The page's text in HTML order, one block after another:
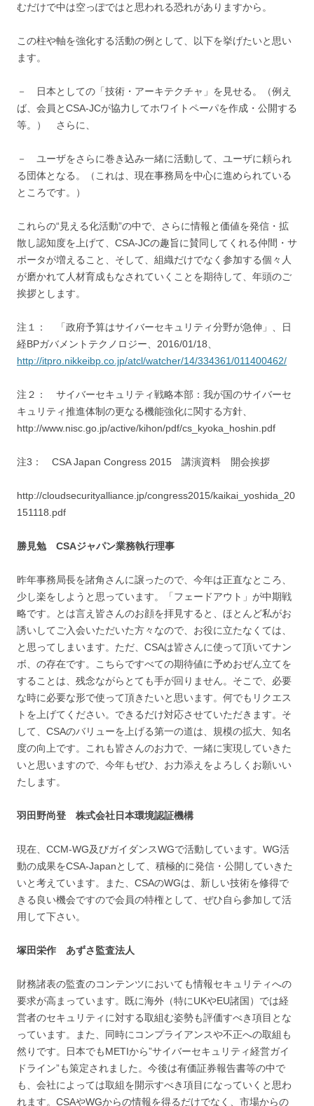
むだけで中は空っぽではと思われる恐れがありますから。
この柱や軸を強化する活動の例として、以下を挙げたいと思い
ます。
－ 日本としての「技術・アーキテクチャ」を見せる。（例え
ば、会員とCSA-JCが協力してホワイトペーパを作成・公開する
等。） さらに、
－ ユーザをさらに巻き込み一緒に活動して、ユーザに頼られ
る団体となる。（これは、現在事務局を中心に進められている
ところです。）
これらの“見える化活動”の中で、さらに情報と価値を発信・拡
散し認知度を上げて、CSA-JCの趣旨に賛同してくれる仲間・サ
ポータが増えること、そして、組織だけでなく参加する個々人
が磨かれて人材育成もなされていくことを期待して、年頭のご
挨拶とします。
注１： 「政府予算はサイバーセキュリティ分野が急伸」、日
経BPガバメントテクノロジー、2016/01/18、
http://itpro.nikkeibp.co.jp/atcl/watcher/14/334361/011400462/
注２： サイバーセキュリティ戦略本部：我が国のサイバーセ
キュリティ推進体制の更なる機能強化に関する方針、
http://www.nisc.go.jp/active/kihon/pdf/cs_kyoka_hoshin.pdf
注3： CSA Japan Congress 2015 講演資料 開会挨拶
http://cloudsecurityalliance.jp/congress2015/kaikai_yoshida_20
151118.pdf
勝見勉 CSAジャパン業務執行理事
昨年事務局長を諸角さんに譲ったので、今年は正直なところ、
少し楽をしようと思っています。「フェードアウト」が中期戦
略です。とは言え皆さんのお顔を拝見すると、ほとんど私がお
誘いしてご入会いただいた方々なので、お役に立たなくては、
と思ってしまいます。ただ、CSAは皆さんに使って頂いてナン
ボ、の存在です。こちらですべての期待値に予めおぜん立てを
することは、残念ながらとても手が回りません。そこで、必要
な時に必要な形で使って頂きたいと思います。何でもリクエス
トを上げてください。できるだけ対応させていただきます。そ
して、CSAのバリューを上げる第一の道は、規模の拡大、知名
度の向上です。これも皆さんのお力で、一緒に実現していきた
いと思いますので、今年もぜひ、お力添えをよろしくお願いい
たします。
羽田野尚登 株式会社日本環境認証機構
現在、CCM-WG及びガイダンスWGで活動しています。WG活
動の成果をCSA-Japanとして、積極的に発信・公開していきた
いと考えています。また、CSAのWGは、新しい技術を修得で
きる良い機会ですので会員の特権として、ぜひ自ら参加して活
用して下さい。
塚田栄作 あずさ監査法人
財務諸表の監査のコンテンツにおいても情報セキュリティへの
要求が高まっています。既に海外（特にUKやEU諸国）では経
営者のセキュリティに対する取組む姿勢も評価すべき項目とな
っています。また、同時にコンプライアンスや不正への取組も
然りです。日本でもMETIから”サイバーセキュリティ経営ガイ
ドライン”も策定されました。今後は有価証券報告書等の中で
も、会社によっては取組を開示すべき項目になっていくと思わ
れます。CSAやWGからの情報を得るだけでなく、市場からの